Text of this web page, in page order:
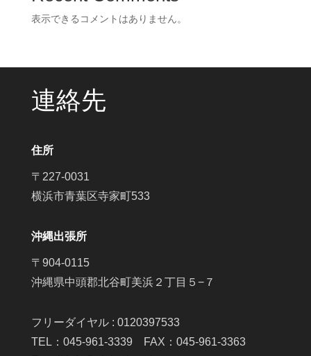
表示できるコメントはありません。
連絡先
住所
〒227-0031
横浜市青葉区寺家町533
沖縄出張所
〒904-0115
沖縄県中頭郡北谷町美浜２丁目５−７
フリーダイヤル : 0120397533
TEL：045-961-3339 FAX：045-961-3363